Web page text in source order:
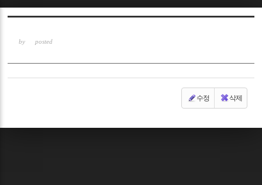
by posted
수정 삭제
Sketchbook5, 스케치북5
Sketchbook5, 스케치북5